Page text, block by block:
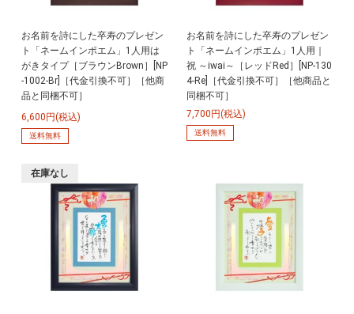
お名前を詩にした卒寿のプレゼン
ト「ネームインポエム」1人用は
がきタイプ［ブラウンBrown］[NP
-1002-Br]［代金引換不可］［他商
品と同梱不可］
6,600円(税込)
送料無料
お名前を詩にした卒寿のプレゼン
ト「ネームインポエム」1人用｜
祝 ～iwai～［レッドRed］[NP-130
4-Re]［代金引換不可］［他商品と
同梱不可］
7,700円(税込)
送料無料
在庫なし